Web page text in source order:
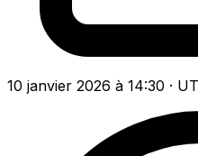
10 janvier 2026 à 14:30 ·